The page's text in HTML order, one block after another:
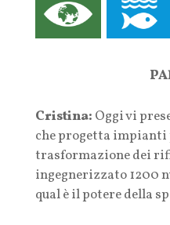
Cristina: Oggi vi
che progetta impianti
trasformazione dei
ingegnerizzato 1200
qual è il potere della